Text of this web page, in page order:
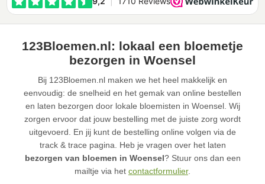
123Bloemen.nl: lokaal een bloemetje
bezorgen in Woensel
Bij 123Bloemen.nl maken we het heel makkelijk en
eenvoudig: de snelheid en het gemak van online bestellen
en laten bezorgen door lokale bloemisten in Woensel. Wij
zorgen ervoor dat jouw bestelling met de juiste zorg wordt
uitgevoerd. En jij kunt de bestelling online volgen via de
track & trace pagina. Heb je vragen over het laten
bezorgen van bloemen in Woensel? Stuur ons dan een
mailtje via het contactformulier.